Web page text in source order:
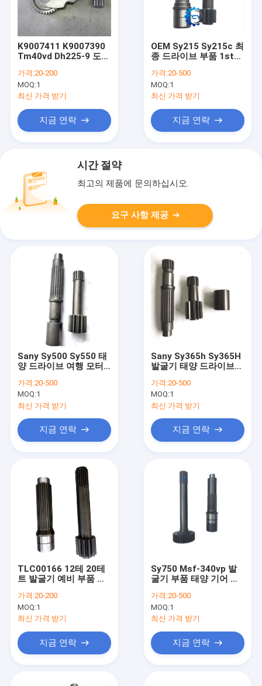
K9007411 K9007390
Tm40vd Dh225-9 도산
드라이브 운반자 1호
Assy
가격:20-200
MOQ:1
최신 가격 받기
지금 연락
OEM Sy215 Sy215c 최
종 드라이브 부품 1st
이브 기어 샤프트
60158940 60158983
가격:20-500
MOQ:1
최신 가격 받기
지금 연락
시간 절약
최고의 제품에 문의하십시오.
요구 사항 제공
Sany Sy500 Sy550 태
양 드라이브 여행 모터
60307498
130101010262A004
가격:20-500
MOQ:1
최신 가격 받기
지금 연락
Sany Sy365h Sy365H
발굴기 태양 드라이브
부품
가격:20-500
MOQ:1
최신 가격 받기
지금 연락
TLC00166 12테 20테
트 발굴기 예비 부품 태
LB00545
가격:20-200
MOQ:1
최신 가격 받기
지금 연락
Sy750 Msf-340vp 발
굴기 부품 태양 기어 드
트 60357857
가격:20-500
MOQ:1
최신 가격 받기
지금 연락